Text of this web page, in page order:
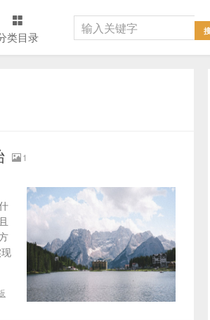
类目录
1